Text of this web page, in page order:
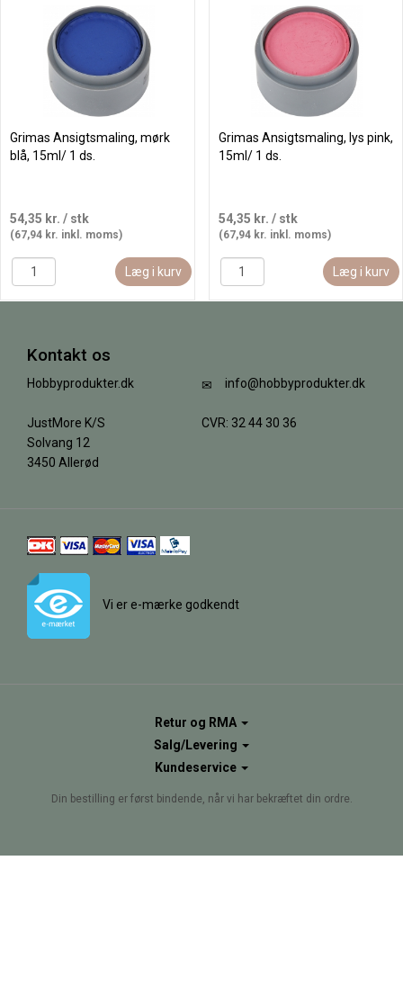
Grimas Ansigtsmaling, mørk
blå, 15ml/ 1 ds.
54,35 kr. / stk
(67,94 kr. inkl. moms)
Læg i kurv
Grimas Ansigtsmaling, lys pink,
15ml/ 1 ds.
54,35 kr. / stk
(67,94 kr. inkl. moms)
Læg i kurv
Kontakt os
Hobbyprodukter.dk
JustMore K/S
Solvang 12
3450 Allerød
info@hobbyprodukter.dk
CVR: 32 44 30 36
Vi er e-mærke godkendt
Retur og RMA
Salg/Levering
Kundeservice
Din bestilling er først bindende, når vi har bekræftet din ordre.